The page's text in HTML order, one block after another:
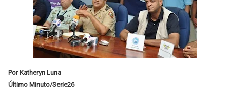
Por Katheryn Luna
Último Minuto/Serie26